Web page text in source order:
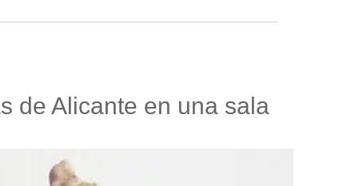
de Alicante en una sala